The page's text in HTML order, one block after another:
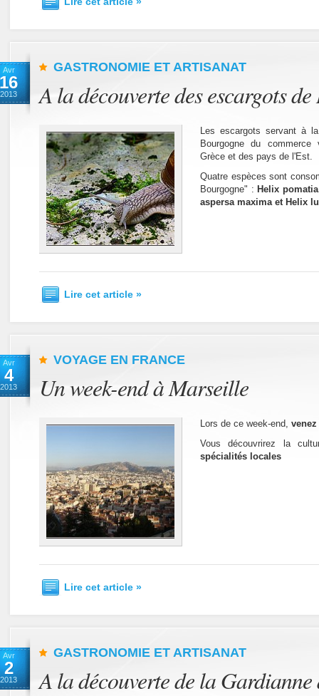
Avr
16
2013
GASTRONOMIE ET ARTISANAT
A la découverte des escargots
Les escargots servant à
Bourgogne du
Grèce et des pays de l'Est.
Quatre espèces sont
Bourgogne" : Helix
aspersa maxima et Helix
Lire cet article »
Avr
4
2013
VOYAGE EN FRANCE
Un week-end à Marseille
Lors de ce week-end,
Vous découvrirez la
spécialités locales
Lire cet article »
Avr
2
2013
GASTRONOMIE ET ARTISANAT
A la découverte de la Gardianne